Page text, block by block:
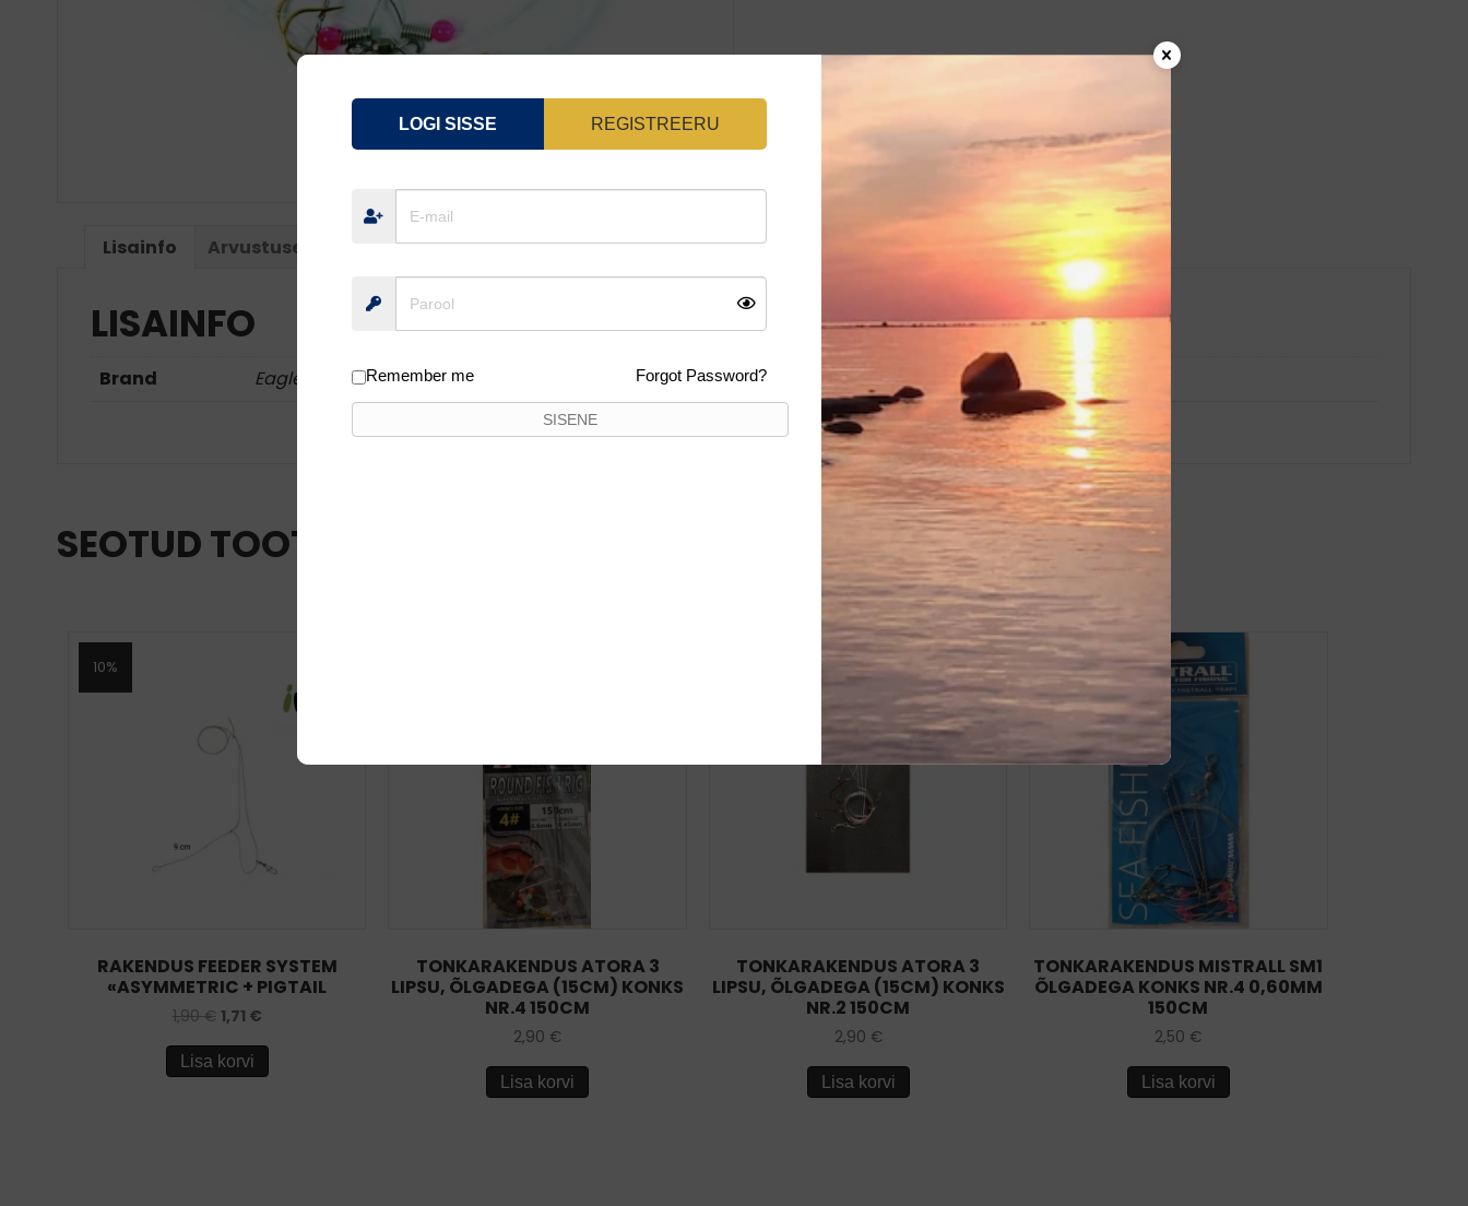
Lisainfo Arvustused (0)
LISAINFO
Brand Eagle Claw
SEOTUD TOOTED
10%
RAKENDUS FEEDER SYSTEM
«ASYMMETRIC + PIGTAIL
1,90€ 1,71 €
Lisa korvi
TONKARAKENDUS ATORA 3
LIPSU, ÕLGADEGA (15CM) KONKS
NR.4 150CM
2,90 €
Lisa korvi
TONKARAKENDUS ATORA 3
LIPSU, ÕLGADEGA (15CM) KONKS
NR.2 150CM
2,90 €
Lisa korvi
TONKARAKENDUS MISTRALL SM1
ÕLGADEGA KONKS NR.4 0,60MM
150CM
2,50 €
Lisa korvi
LOGI SISSE REGISTREERU
Remember me Forgot Password?
SISENE